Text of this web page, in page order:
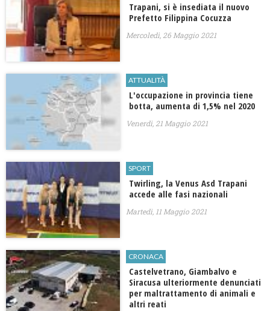
Trapani, si è insediata il nuovo
Prefetto Filippina Cocuzza
Mercoledì, 26 Maggio 2021
ATTUALITÀ
L'occupazione in provincia tiene
botta, aumenta di 1,5% nel 2020
Venerdì, 21 Maggio 2021
SPORT
Twirling, la Venus Asd Trapani
accede alle fasi nazionali
Martedì, 11 Maggio 2021
CRONACA
Castelvetrano, Giambalvo e
Siracusa ulteriormente denunciati
per maltrattamento di animali e
altri reati